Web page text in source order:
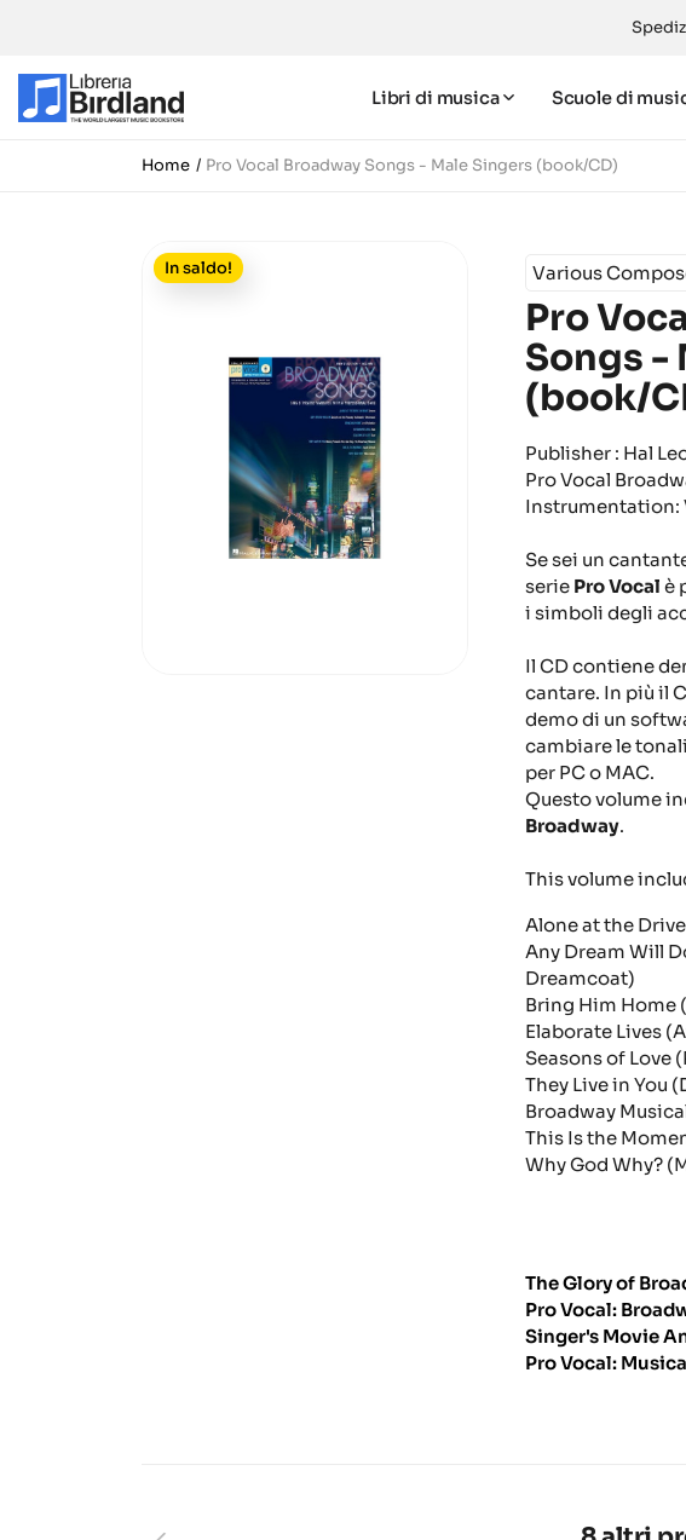
Libri di musica Scuole di
Home Pro Vocal Broadway Songs - Male Singers (book/CD)
In saldo! Various
Pro
Songs -
(book/
Publisher : Hal
Pro Vocal
Instrumentation:
Se sei un
serie Pro Vocal è
i simboli degli
Il CD contiene
cantare. In più il
demo di un
cambiare le
per PC o MAC.
Questo volume
Broadway.
This volume
Alone at the
Any Dream Will
Dreamcoat)
Bring Him Home
Elaborate Lives
Seasons of Love
They Live in You
Broadway
This Is the
Why God Why?
The Glory of
Pro Vocal:
Singer's Movie
Pro Vocal: